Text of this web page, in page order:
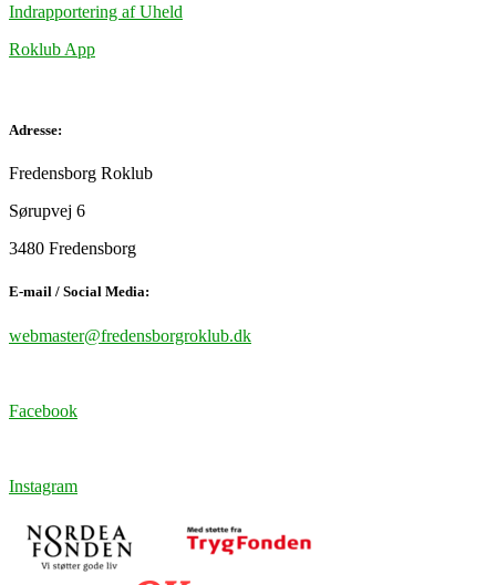
Indrapportering af Uheld
Roklub App
Adresse:
Fredensborg Roklub
Sørupvej 6
3480 Fredensborg
E-mail / Social Media:
webmaster@fredensborgroklub.dk
Facebook
Instagram